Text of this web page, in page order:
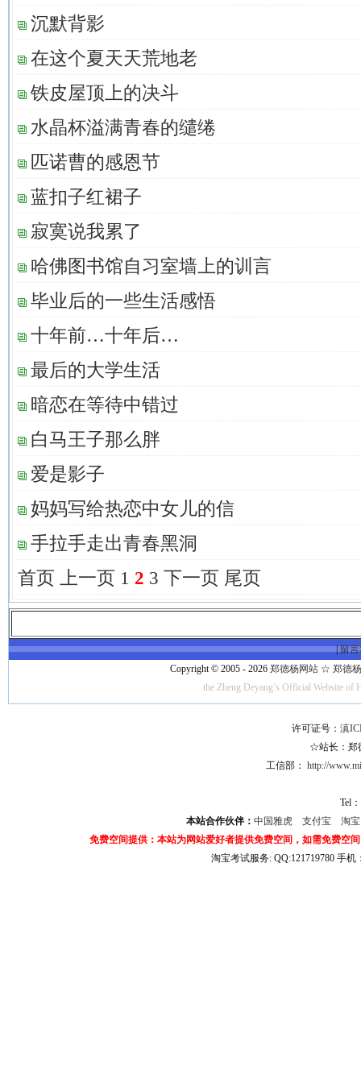
沉默背影
在这个夏天天荒地老
铁皮屋顶上的决斗
水晶杯溢满青春的缱绻
匹诺曹的感恩节
蓝扣子红裙子
寂寞说我累了
哈佛图书馆自习室墙上的训言
毕业后的一些生活感悟
十年前…十年后…
最后的大学生活
暗恋在等待中错过
白马王子那么胖
爱是影子
妈妈写给热恋中女儿的信
手拉手走出青春黑洞
首页
上一页 1 2 3 下一页 尾页
|留
Copyright © 2005 - 2026 郑德杨网站 ☆ 郑德杨
the Zheng Deyang’s Official Website
许可证号： 滇
☆站长：郑
工信部： http://
Tel
本站合作伙伴： 中国雅虎 支付宝
淘
免费空间提供：本站为网站爱好者提供免费空间，如需免费空
淘宝考试服务: QQ:121719780 手